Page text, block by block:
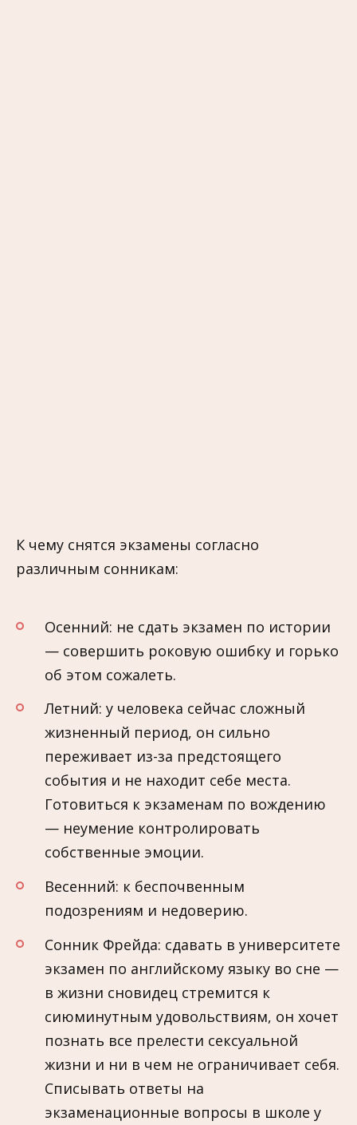
К чему снятся экзамены согласно
различным сонникам:
Осенний: не сдать экзамен по истории
— совершить роковую ошибку и горько
об этом сожалеть.
Летний: у человека сейчас сложный
жизненный период, он сильно
переживает из-за предстоящего
события и не находит себе места.
Готовиться к экзаменам по вождению
— неумение контролировать
собственные эмоции.
Весенний: к беспочвенным
подозрениям и недоверию.
Сонник Фрейда: сдавать в университете
экзамен по английскому языку во сне —
в жизни сновидец стремится к
сиюминутным удовольствиям, он хочет
познать все прелести сексуальной
жизни и ни в чем не ограничивает себя.
Списывать ответы на
экзаменационные вопросы в школе у